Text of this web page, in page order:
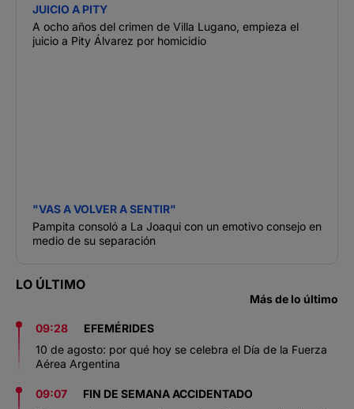
JUICIO A PITY
A ocho años del crimen de Villa Lugano, empieza el
juicio a Pity Álvarez por homicidio
"VAS A VOLVER A SENTIR"
Pampita consoló a La Joaqui con un emotivo consejo en
medio de su separación
LO ÚLTIMO
Más de lo último
09:28
EFEMÉRIDES
10 de agosto: por qué hoy se celebra el Día de la Fuerza
Aérea Argentina
09:07
FIN DE SEMANA ACCIDENTADO